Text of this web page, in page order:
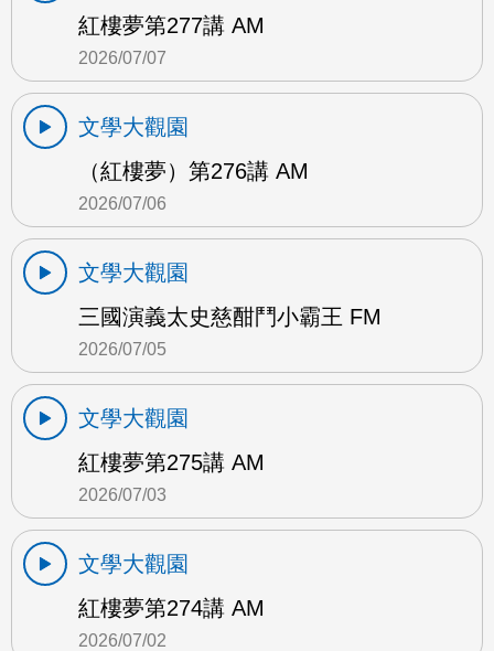
紅樓夢第277講 AM
2026/07/07
文學大觀園
（紅樓夢）第276講 AM
2026/07/06
文學大觀園
三國演義太史慈酣鬥小霸王 FM
2026/07/05
文學大觀園
紅樓夢第275講 AM
2026/07/03
文學大觀園
紅樓夢第274講 AM
2026/07/02